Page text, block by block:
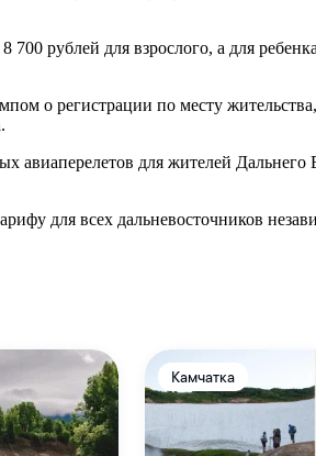
рублей для взрослого, а для
о регистрации по месту
авиаперелетов для жителей
для всех дальневосточников